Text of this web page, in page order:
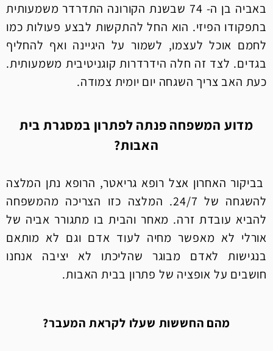
באביה בן ה- 74 שבשנת הקורונה התדרדר משמעותית
בתפקודו הפיזי. הוא החל להתקשות לבצע פעולות כמו
לחמם אוכל לעצמו, לשמור על היגיינה ואף להחליף
בגדים. לצד זה חלה הידרדרות קוגניטיבית משמעותית.
כעת האב צריך השגחה יום יומית צמודה.
מדוע המשפחה פנתה לפתרון במסגרת בית
האבות?
בביקור האחרון אצל רופא גריאטר, הרופא נתן המלצה
להשגחה של 24/7. המלצה כזו הצריכה מהמשפחה
להביא עובדת זרה. מאחר והבית בו מתגורר אביה של
אורלי לא מאפשר מחיה לעוד אדם וגם לא מותאם
בנגישות לאדם מבוגר שהליכתו לא יציבה אנחנו
חושבים על אופציה של פתרון בבית האבות. ​
מהם החששות שעלו לקראת המעבר?